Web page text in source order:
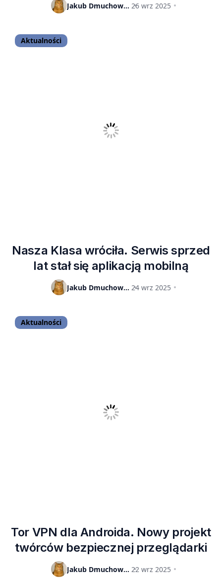
Jakub Dmuchowski 26 wrz 2025
Aktualności
Nasza Klasa wróciła. Serwis sprzed
lat stał się aplikacją mobilną
Jakub Dmuchowski 24 wrz 2025
Aktualności
Tor VPN dla Androida. Nowy projekt
twórców bezpiecznej przeglądarki
Jakub Dmuchowski 22 wrz 2025